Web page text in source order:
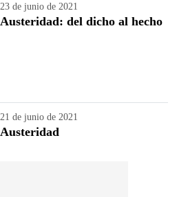
23 de junio de 2021
Austeridad: del dicho al hecho
21 de junio de 2021
Austeridad